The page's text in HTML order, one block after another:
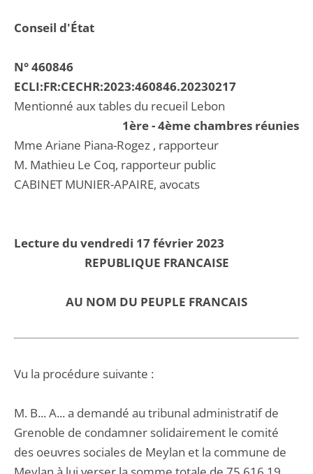
Conseil d'État
N° 460846
ECLI:FR:CECHR:2023:460846.20230217
Mentionné aux tables du recueil Lebon
1ère - 4ème chambres réunies
Mme Ariane Piana-Rogez , rapporteur
M. Mathieu Le Coq, rapporteur public
CABINET MUNIER-APAIRE, avocats
Lecture du vendredi 17 février 2023
REPUBLIQUE FRANCAISE
AU NOM DU PEUPLE FRANCAIS
Vu la procédure suivante :
M. B... A... a demandé au tribunal administratif de
Grenoble de condamner solidairement le comité
des oeuvres sociales de Meylan et la commune de